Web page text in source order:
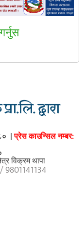
द्वारा
|प्रेस काउन्सिल नम्बर:
विक्रम थापा